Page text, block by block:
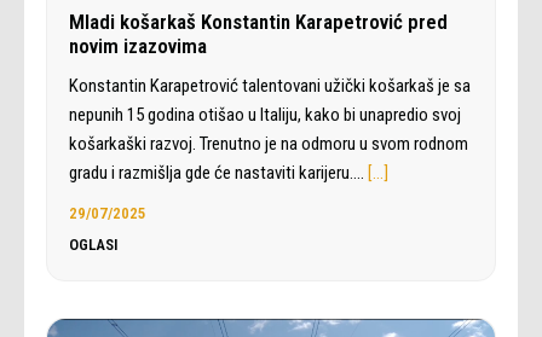
Mladi košarkaš Konstantin Karapetrović pred
novim izazovima
Konstantin Karapetrović talentovani užički košarkaš je sa
nepunih 15 godina otišao u Italiju, kako bi unapredio svoj
košarkaški razvoj. Trenutno je na odmoru u svom rodnom
gradu i razmišlja gde će nastaviti karijeru.…
[…]
29/07/2025
OGLASI